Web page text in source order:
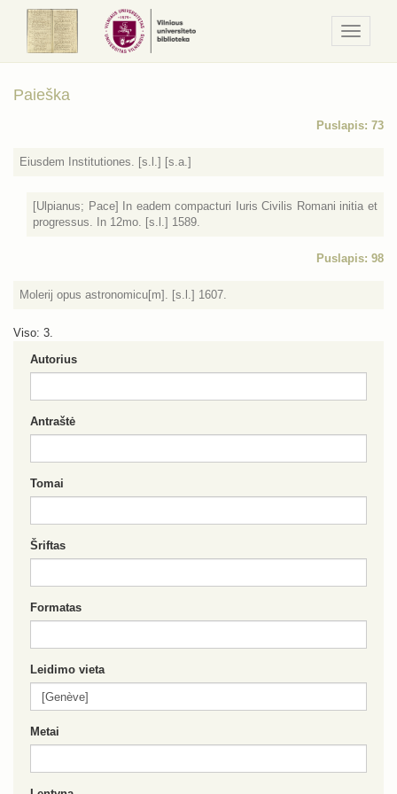
/
Meniu
Paieška
Puslapis: 73
Eiusdem Institutiones. [s.l.] [s.a.]
[Ulpianus; Pace] In eadem compacturi Iuris Civilis Romani initia et
progressus. In 12mo. [s.l.] 1589.
Puslapis: 98
Molerij opus astronomicu[m]. [s.l.] 1607.
Viso: 3.
Autorius
Antraštė
Tomai
Šriftas
Formatas
Leidimo vieta
Metai